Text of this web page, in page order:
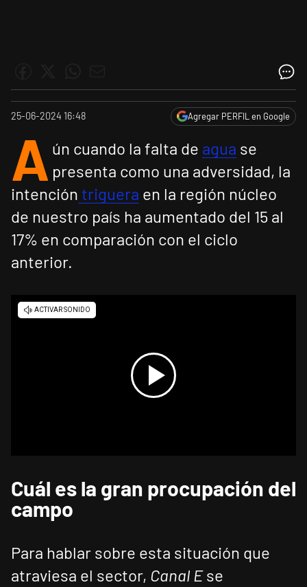
25-06-2024 16:48 Agregar PERFIL en Google
A ún cuando la falta de agua se
presenta como una adversidad, la
intención triguera en la región núcleo
de nuestro país ha aumentado del 15 al
17% en comparación con el ciclo
anterior.
Cuál es la gran procupación del
campo
Para hablar sobre esta situación que
atraviesa el sector, Canal Ese